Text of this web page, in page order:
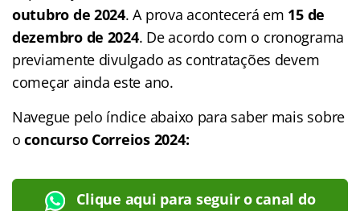
outubro de 2024. A prova acontecerá em 15 de
dezembro de 2024. De acordo com o cronograma
previamente divulgado as contratações devem
começar ainda este ano.
Navegue pelo índice abaixo para saber mais sobre
oconcurso Correios 2024:
Clique aqui para seguir o canal do